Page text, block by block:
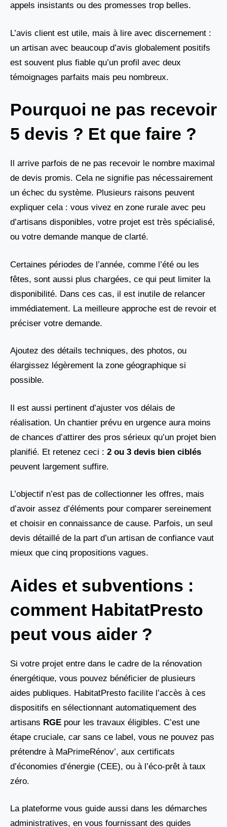
appels insistants ou des promesses trop belles.
L’avis client est utile, mais à lire avec discernement :
un artisan avec beaucoup d’avis globalement positifs
est souvent plus fiable qu’un profil avec deux
témoignages parfaits mais peu nombreux.
Pourquoi ne pas recevoir
5 devis ? Et que faire ?
Il arrive parfois de ne pas recevoir le nombre maximal
de devis promis. Cela ne signifie pas nécessairement
un échec du système. Plusieurs raisons peuvent
expliquer cela : vous vivez en zone rurale avec peu
d’artisans disponibles, votre projet est très spécialisé,
ou votre demande manque de clarté.
Certaines périodes de l’année, comme l’été ou les
fêtes, sont aussi plus chargées, ce qui peut limiter la
disponibilité. Dans ces cas, il est inutile de relancer
immédiatement. La meilleure approche est de revoir et
préciser votre demande.
Ajoutez des détails techniques, des photos, ou
élargissez légèrement la zone géographique si
possible.
Il est aussi pertinent d’ajuster vos délais de
réalisation. Un chantier prévu en urgence aura moins
de chances d’attirer des pros sérieux qu’un projet bien
planifié. Et retenez ceci : 2 ou 3 devis bien ciblés
peuvent largement suffire.
L’objectif n’est pas de collectionner les offres, mais
d’avoir assez d’éléments pour comparer sereinement
et choisir en connaissance de cause. Parfois, un seul
devis détaillé de la part d’un artisan de confiance vaut
mieux que cinq propositions vagues.
Aides et subventions :
comment HabitatPresto
peut vous aider ?
Si votre projet entre dans le cadre de la rénovation
énergétique, vous pouvez bénéficier de plusieurs
aides publiques. HabitatPresto facilite l’accès à ces
dispositifs en sélectionnant automatiquement des
artisans RGE pour les travaux éligibles. C’est une
étape cruciale, car sans ce label, vous ne pouvez pas
prétendre à MaPrimeRénov’, aux certificats
d’économies d’énergie (CEE), ou à l’éco-prêt à taux
zéro.
La plateforme vous guide aussi dans les démarches
administratives, en vous fournissant des guides